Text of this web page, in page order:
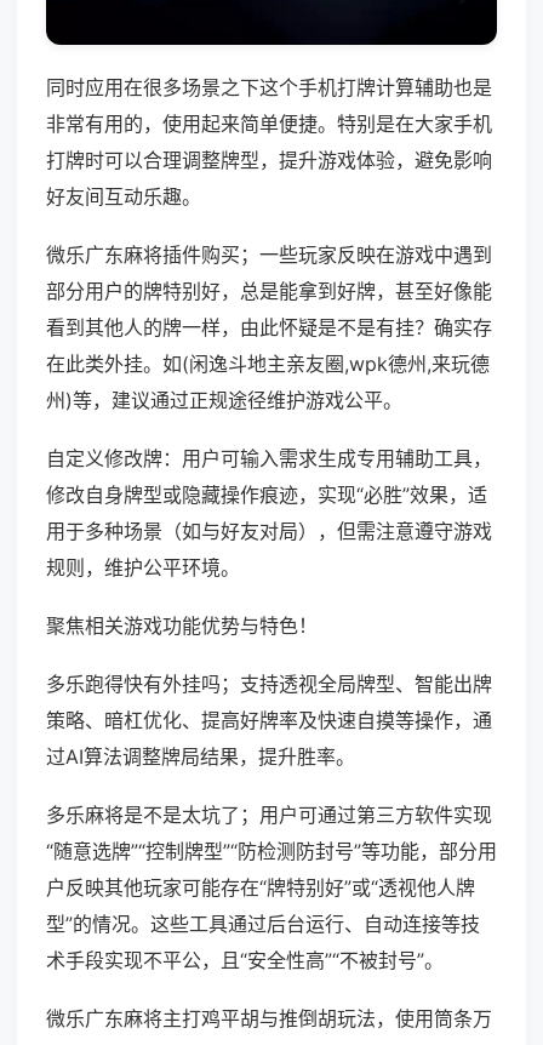
同时应用在很多场景之下这个手机打牌计算辅助也是
非常有用的，使用起来简单便捷。特别是在大家手机
打牌时可以合理调整牌型，提升游戏体验，避免影响
好友间互动乐趣。
微乐广东麻将插件购买；一些玩家反映在游戏中遇到
部分用户的牌特别好，总是能拿到好牌，甚至好像能
看到其他人的牌一样，由此怀疑是不是有挂？确实存
在此类外挂。如(闲逸斗地主亲友圈,wpk德州,来玩德
州)等，建议通过正规途径维护游戏公平。
自定义修改牌：用户可输入需求生成专用辅助工具，
修改自身牌型或隐藏操作痕迹，实现“必胜”效果，适
用于多种场景（如与好友对局），但需注意遵守游戏
规则，维护公平环境。
聚焦相关游戏功能优势与特色！
多乐跑得快有外挂吗；支持透视全局牌型、智能出牌
策略、暗杠优化、提高好牌率及快速自摸等操作，通
过AI算法调整牌局结果，提升胜率。
多乐麻将是不是太坑了；用户可通过第三方软件实现
“随意选牌”“控制牌型”“防检测防封号”等功能，部分用
户反映其他玩家可能存在“牌特别好”或“透视他人牌
型”的情况。这些工具通过后台运行、自动连接等技
术手段实现不平公，且“安全性高”“不被封号”。
微乐广东麻将主打鸡平胡与推倒胡玩法，使用筒条万